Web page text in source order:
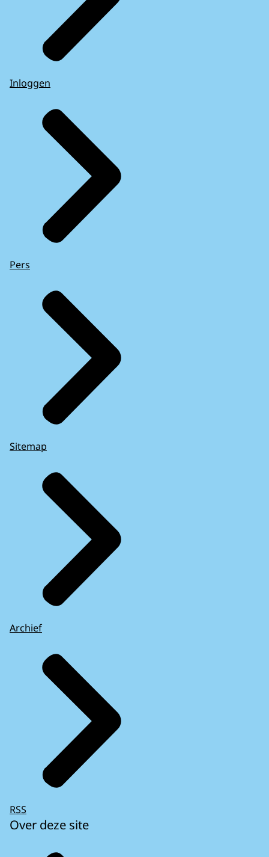
Inloggen
Pers
Sitemap
Archief
RSS
Over deze site